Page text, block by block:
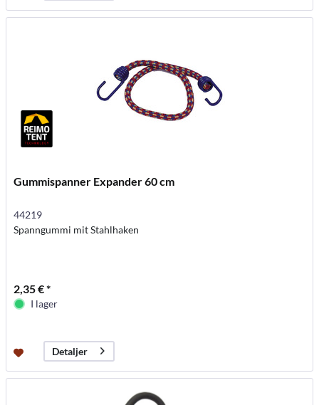
Gummispanner Expander 60 cm
44219
Spanngummi mit Stahlhaken
2,35 € *
I lager
Detaljer